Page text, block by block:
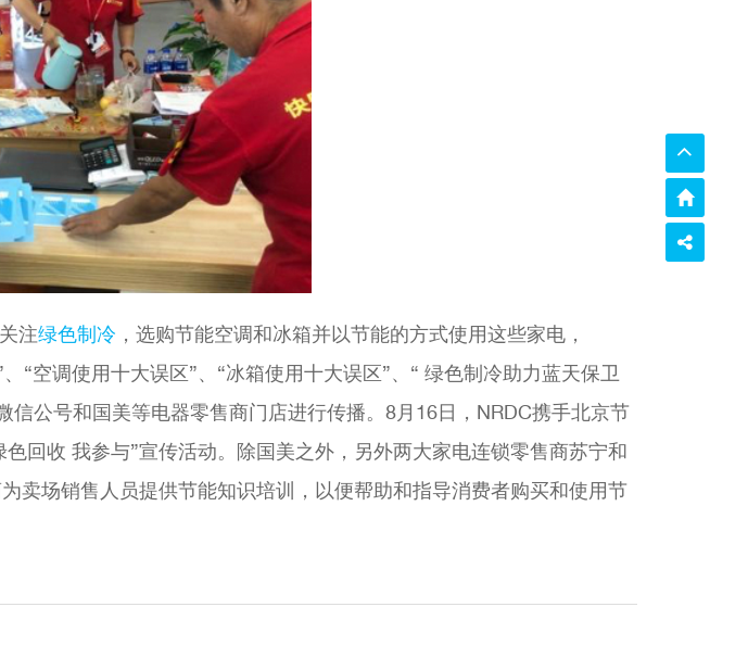
注绿色制冷 ，选购节能空调和冰箱并以节能的方式使用这些家电，
“空调使用十大误区”、“冰箱使用十大误区”、“ 绿色制冷助力蓝天保卫
信公号和国美等电器零售商门店进行传播。8月16日，NRDC携手北京节
回收 我参与”宣传活动。除国美之外，另外两大家电连锁零售商苏宁和
卖场销售人员提供节能知识培训，以便帮助和指导消费者购买和使用节